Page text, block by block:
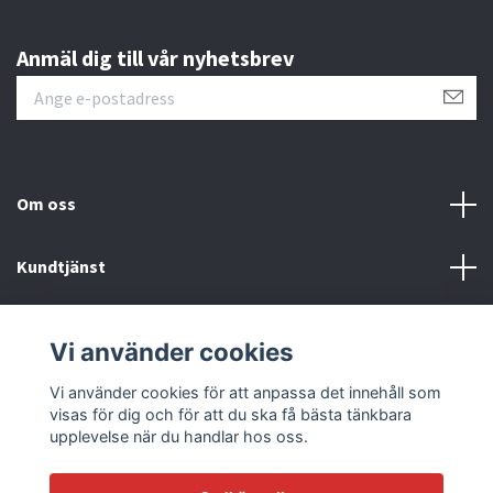
Anmäl dig till vår nyhetsbrev
Om oss
Kundtjänst
Sociala medier
Vi använder cookies
Vi använder cookies för att anpassa det innehåll som
visas för dig och för att du ska få bästa tänkbara
upplevelse när du handlar hos oss.